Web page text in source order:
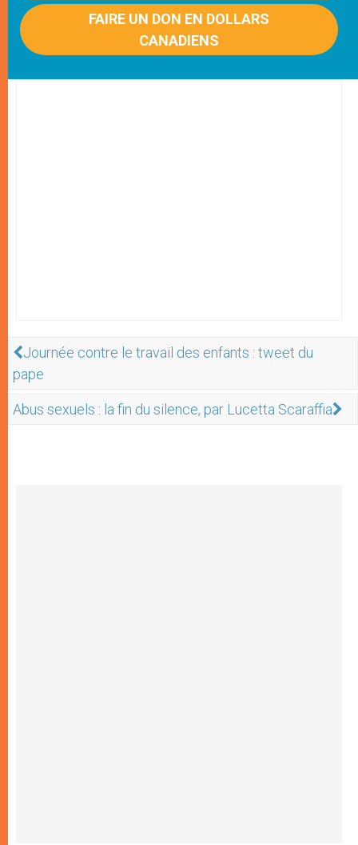
FAIRE UN DON EN DOLLARS
CANADIENS
Journée contre le travail des enfants : tweet du
pape
Abus sexuels : la fin du silence, par Lucetta Scaraffia